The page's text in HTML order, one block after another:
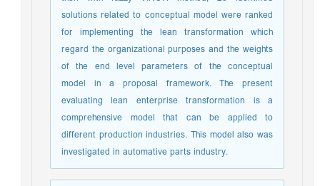
solutions related to conceptual model were ranked
for implementing the lean transformation which
regard the organizational purposes and the weights
of the end level parameters of the conceptual
model in a proposal framework. The present
evaluating lean enterprise transformation is a
comprehensive model that can be applied to
different production industries. This model also was
investigated in automative parts industry.